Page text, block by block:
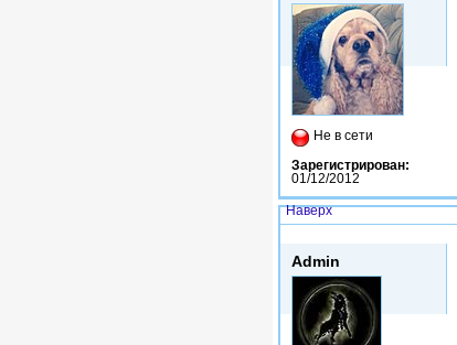
Не в сети
Зарегистрирован:
01/12/2012
Наверх
Admin